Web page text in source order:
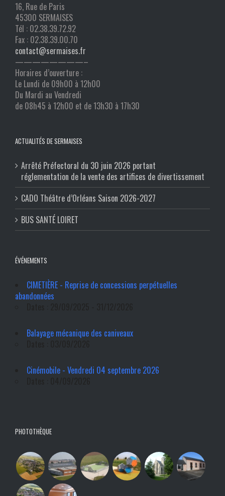
16, Rue de Paris
45300 SERMAISES
Tél : 02.38.39.72.92
Fax : 02.38.39.00.70
contact@sermaises.fr
————————–
Horaires d’ouverture :
Le Lundi de 09h00 à 12h00
Du Mardi au Vendredi
de 08h45 à 12h00 et de 13h30 à 17h30
ACTUALITÉS DE SERMAISES
Arrêté Préfectoral du 30 juin 2026 portant
réglementation de la vente des artifices de divertissement
CADO Théâtre d’Orléans Saison 2026-2027
BUS SANTÉ LOIRET
ÉVÉNEMENTS
CIMETIÈRE - Reprise de concessions perpétuelles
abandonnées
Balayage mécanique des caniveaux
Cinémobile - Vendredi 04 septembre 2026
PHOTOTHÈQUE